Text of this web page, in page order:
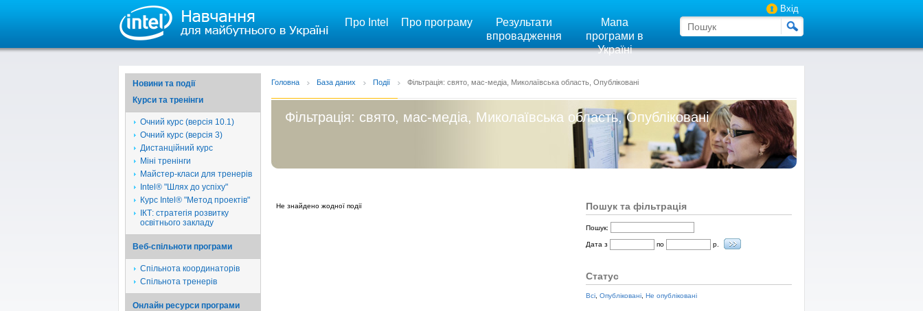
Вхід
Про Intel Про програму
Результати
впровадження
Мапа
програми в
Україні
Новини та події
Курси та тренінги
Очний курс (версія 10.1)
Очний курс (версія 3)
Дистанційний курс
Міні тренінги
Майстер-класи для тренерів
Intel® "Шлях до успіху"
Курс Intel® "Метод проектів"
ІКТ: стратегія розвитку
освітнього закладу
Веб-спільноти програми
Спільнота координаторів
Спільнота тренерів
Онлайн ресурси програми
Головна База даних Події Фільтрація: свято, мас-медіа, Миколаївська область, Опубліковані
Фільтрація: свято, мас-медіа, Миколаївська область, Опубліковані
Не знайдено жодної події Пошук та фільтрація
Пошук:
Дата з по р.
Статус
Всі Опубліковані Не опубліковані